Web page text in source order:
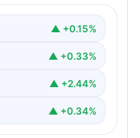
06 Ağustos
▲ +0.15%
▲ +0.33%
▲ +2.44%
▲ +0.34%